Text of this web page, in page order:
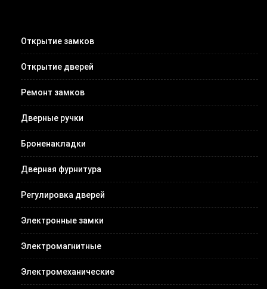
Открытие замков
Открытие дверей
Ремонт замков
Дверные ручки
Броненакладки
Дверная фурнитура
Регулировка дверей
Электронные замки
Электромагнитные
Электромеханические